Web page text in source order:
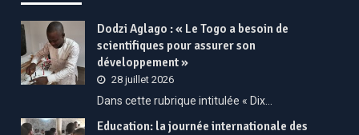
Dodzi Aglago : « Le Togo a besoin de
scientifiques pour assurer son
développement »
28 juillet 2026
Dans cette rubrique intitulée « Dix…
Education: la journée internationale des